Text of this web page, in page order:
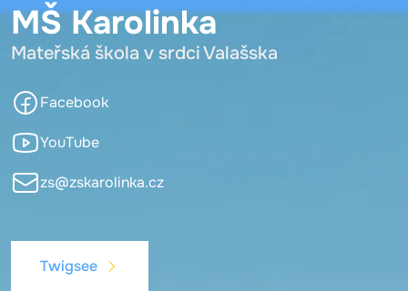
MŠ Karolinka
Mateřská škola v srdci Valašska
Facebook
YouTube
zs@zskarolinka.cz
Twigsee